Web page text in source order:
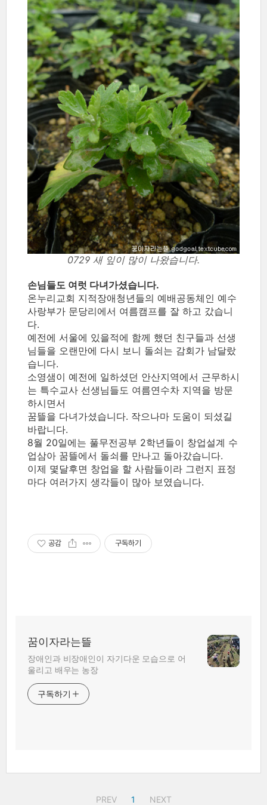
0729 새 잎이 많이 나왔습니다.
손님들도 여럿 다녀가셨습니다.
온누리교회 지적장애청년들의 예배공동체인 예수
사랑부가 문당리에서 여름캠프를 잘 하고 갔습니
다.
예전에 서울에 있을적에 함께 했던 친구들과 선생
님들을 오랜만에 다시 보니 돌쇠는 감회가 남달랐
습니다.
소영샘이 예전에 일하셨던 안산지역에서 근무하시
는 특수교사 선생님들도 여름연수차 지역을 방문
하시면서
꿈뜰을 다녀가셨습니다. 작으나마 도움이 되셨길
바랍니다.
8월 20일에는 풀무전공부 2학년들이 창업설계 수
업삼아 꿈뜰에서 돌쇠를 만나고 돌아갔습니다.
이제 몇달후면 창업을 할 사람들이라 그런지 표정
마다 여러가지 생각들이 많아 보였습니다.
공감 구독하기
꿈이자라는뜰
장애인과 비장애인이 자기다운 모습으로 어
울리고 배우는 농장
구독하기
PREV 1 NEXT